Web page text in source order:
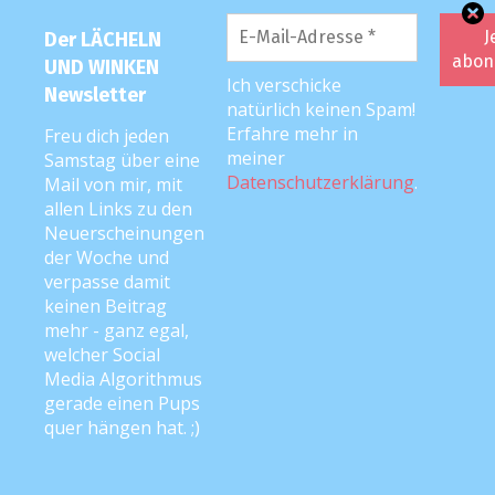
Der LÄCHELN
UND WINKEN
Newsletter
Freu dich jeden
Samstag über eine
Mail von mir, mit
allen Links zu den
Neuerscheinungen
der Woche und
verpasse damit
keinen Beitrag
mehr - ganz egal,
welcher Social
Media Algorithmus
gerade einen Pups
quer hängen hat. ;)
Ich verschicke
natürlich keinen Spam!
Erfahre mehr in
meiner
Datenschutzerklärung.
Eintrags-Feed
Kommentar-Feed
WordPress.org
Archiv
Archiv